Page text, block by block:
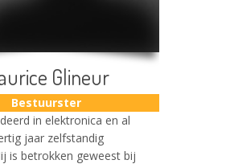
Glineur
Bestuurster
in elektronica en al
jaar zelfstandig
is betrokken geweest bij